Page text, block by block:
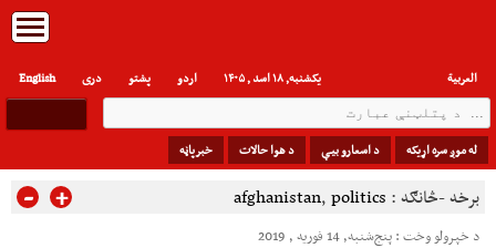
English دری پشتو العربیة اردو یکشنبه, ۱۸ اسد , ۱۴۰۵
له موږ سره اړیکه د اسعارو بیې د هوا حالات خبرپاڼه
برخه -څانګه : afghanistan, politics
- +
د خپرولو وخت : پنج‌شنبه, 14 فوریه , 2019